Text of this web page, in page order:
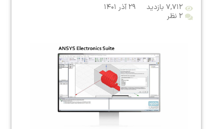
۷,۷۱۲ بازدید
۲۹ آذر ۱۴۰۱
۲ نظر